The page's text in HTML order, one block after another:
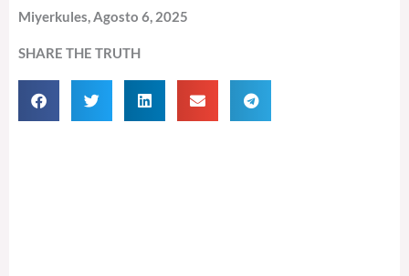
Miyerkules, Agosto 6, 2025
SHARE THE TRUTH